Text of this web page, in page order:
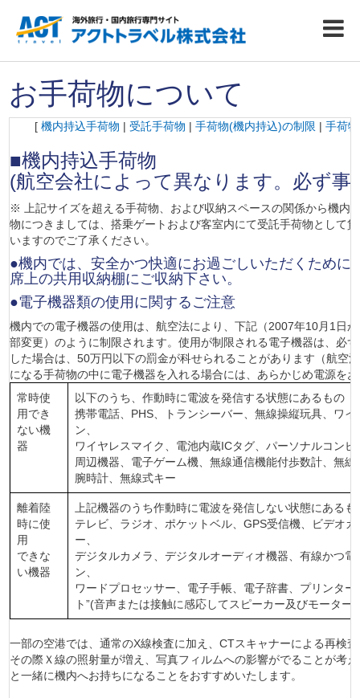
お手荷物について
[ 機内持込手荷物 | 受託手荷物 | 手荷物(機内持込)の制限 | 手荷
■機内持込手荷物
(航空会社によって異なります。必ず
※ 上記サイズを超える手荷物、および収納スペースの関係から機内
物につきましては、搭乗ゲートおよび客室内にて受託手荷物として
いますのでご了承ください。
●機内では、安全かつ快適にお過ごしいただくために
席上の共用収納棚にご収納下さい。
●電子機器類の使用に関するご注意
機内での電子機器の使用は、航空法により、下記（2007年10月1日
部変更）のように制限されます。使用が制限される電子機器は、必
した場合は、50万円以下の罰金が科せられることがあります（航空
になる手荷物の中に電子機器を入れる場合には、あらかじめ電源を
常時使
用でき
ない機
器
以下のうち、作動時に電波を発信する状態にあるもの
携帯電話、PHS、トランシーバー、無線操縦玩具、ワ
ン、
ワイヤレスマイク、電池内蔵ICタグ、パーソナルコン
周辺機器、電子ゲーム機、無線通信機能付歩数計、無
腕時計、無線式キー
離着陸
時に使
用
できな
い機器
上記機器のうち作動時に電波を発信しない状態にあるも
テレビ、ラジオ、ポケットベル、GPS受信機、ビデオ
ー、
デジタルカメラ、デジタルオーディオ機器、有線かつ
ン、
ワードプロセッサー、電子手帳、電子辞書、プリンタ
ト”(音声または接触に感応してスピーカー及びモーター
一部の空港では、通常のX線検査に加え、CTスキャナーによる再検
その際Ｘ線の照射量が増え、写真フィルムへの影響がでることが考
と一緒に機内へお持ちになることをおすすめいたします。